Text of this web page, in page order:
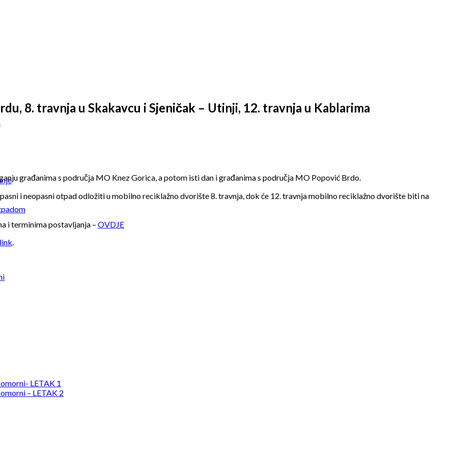
LETAK 1
– LETAK 2
8. travnja u Skakavcu i Sjeničak – Utinji, 12. travnja u Kablarima
građanima s područja MO Knez Gorica, a potom isti dan i građanima s područja MO Popović Brdo.
i neopasni otpad odložiti u mobilno reciklažno dvorište 8. travnja, dok će 12. travnja mobilno reciklažno dvorište biti na
i terminima postavljanja – OVDJE
.